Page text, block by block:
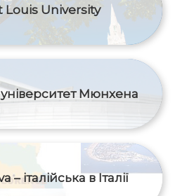
Louis University
Мюнхена
– італійська в Італії